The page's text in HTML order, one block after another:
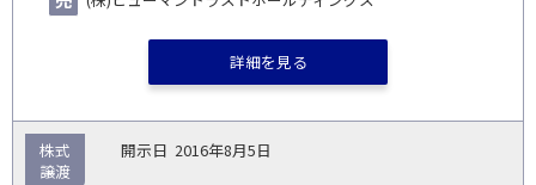
詳細を見る
2016年8月5日
株式
譲渡